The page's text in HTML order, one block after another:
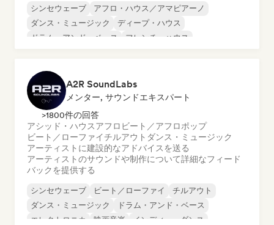
シンセウェーブ
アフロ・ハウス／アマピアーノ
ダンス・ミュージック
ディープ・ハウス
ドラム・アンド・ベース
フレンチ・ハウス
A2R SoundLabs
メンター, サウンドエキスパート
>1800件の回答
アシッド・ハウスアフロビート／アフロポップ
ビート／ローファイチルアウト ダンス・ミュージック
アーティストに建設的なアドバイスを送る
アーティストのサウンドや制作について詳細なフィード
バックを提供する
シンセウェーブ ビート／ローファイ
チルアウト
ダンス・ミュージック
ドラム・アンド・ベース
エレクトロニカ
映画音楽 インディー・ダンス